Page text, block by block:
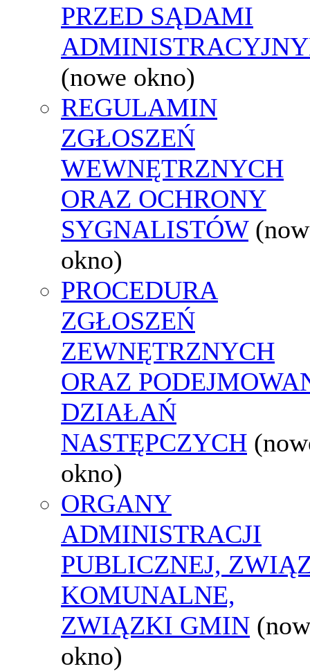
PRZED SĄDAMI
(nowe okno)
REGULAMIN
ZGŁOSZEŃ
WEWNĘTRZNYCH
ORAZ OCHRONY
SYGNALISTÓW
okno)
PROCEDURA
ZGŁOSZEŃ
ZEWNĘTRZNYCH
ORAZ
DZIAŁAŃ
NASTĘPCZYCH
okno)
ORGANY
ADMINISTRACJI
PUBLICZNEJ,
KOMUNALNE,
ZWIĄZKI GMIN
okno)